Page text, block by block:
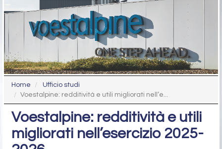
Home
Ufficio studi
Voestalpine: redditività e utili migliorati nell’e...
Voestalpine: redditività e utili
migliorati nell’esercizio 2025-